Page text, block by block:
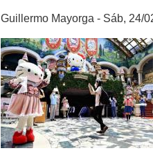
4
para
fomentar
la
natalidad
y
la
conciliación
Guillermo Mayorga Sáb, 24/